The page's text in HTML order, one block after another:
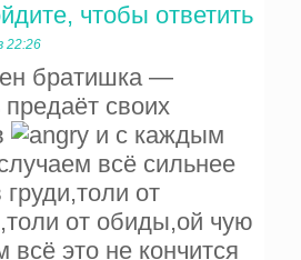
22:26
братишка —
предаёт своих
и с каждым
всё сильнее
от
от обиды,ой чую
всё это не кончится
чтобы ответить